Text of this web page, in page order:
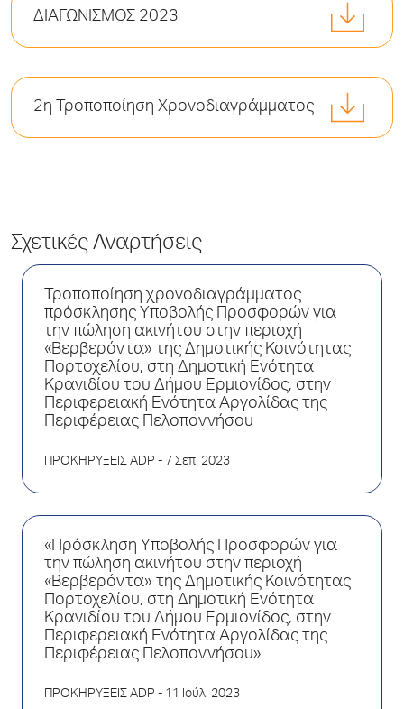
ΔΙΑΓΩΝΙΣΜΟΣ 2023
2η Τροποποίηση Χρονοδιαγράμματος
Σχετικές Αναρτήσεις
Τροποποίηση χρονοδιαγράμματος
πρόσκλησης Υποβολής Προσφορών για
την πώληση ακινήτου στην περιοχή
«Βερβερόντα» της Δημοτικής Κοινότητας
Πορτοχελίου, στη Δημοτική Ενότητα
Κρανιδίου του Δήμου Ερμιονίδος, στην
Περιφερειακή Ενότητα Αργολίδας της
Περιφέρειας Πελοποννήσου
ΠΡΟΚΗΡΥΞΕΙΣ ADP - 7 Σεπ. 2023
«Πρόσκληση Υποβολής Προσφορών για
την πώληση ακινήτου στην περιοχή
«Βερβερόντα» της Δημοτικής Κοινότητας
Πορτοχελίου, στη Δημοτική Ενότητα
Κρανιδίου του Δήμου Ερμιονίδος, στην
Περιφερειακή Ενότητα Αργολίδας της
Περιφέρειας Πελοποννήσου»
ΠΡΟΚΗΡΥΞΕΙΣ ADP - 11 Ιούλ. 2023